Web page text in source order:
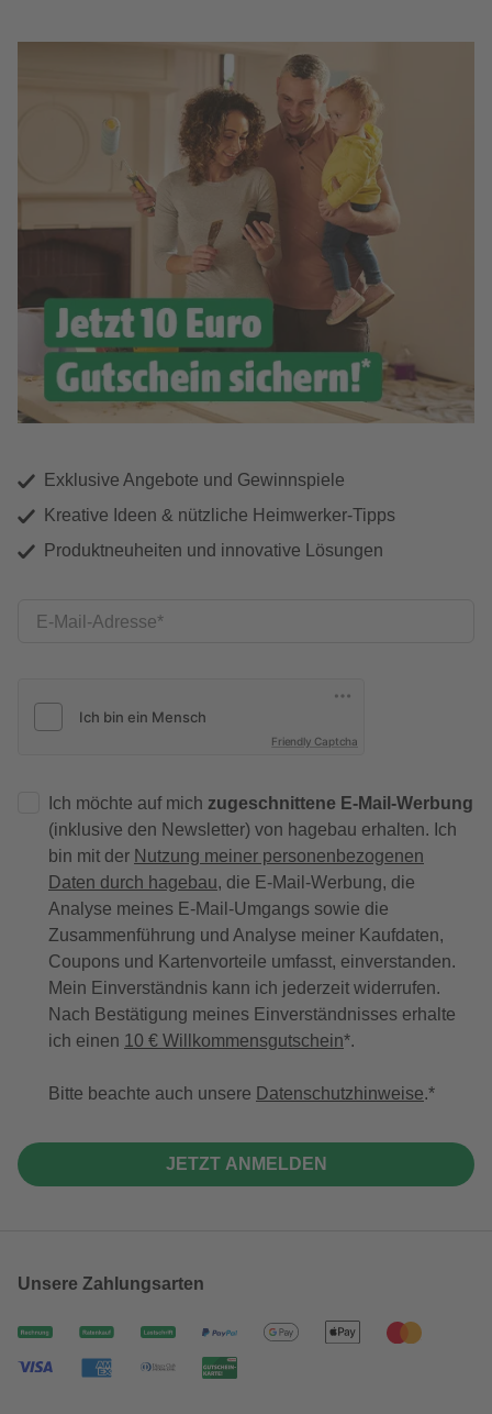
Exklusive Angebote und Gewinnspiele
Kreative Ideen & nützliche Heimwerker-Tipps
Produktneuheiten und innovative Lösungen
E-Mail-Adresse
Friendly Captcha
Ich möchte auf mich zugeschnittene E-Mail-Werbung
(inklusive den Newsletter) von hagebau erhalten. Ich
bin mit der Nutzung meiner personenbezogenen
Daten durch hagebau, die E-Mail-Werbung, die
Analyse meines E-Mail-Umgangs sowie die
Zusammenführung und Analyse meiner Kaufdaten,
Coupons und Kartenvorteile umfasst, einverstanden.
Mein Einverständnis kann ich jederzeit widerrufen.
Nach Bestätigung meines Einverständnisses erhalte
ich einen 10 € Willkommensgutschein*.
Bitte beachte auch unsere Datenschutzhinweise.
JETZT ANMELDEN
Unsere Zahlungsarten